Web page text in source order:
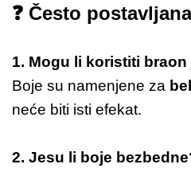
❓ Često
1. Mogu li koristiti braon
Boje su namenjene za
neće biti isti efekat.
2. Jesu li boje